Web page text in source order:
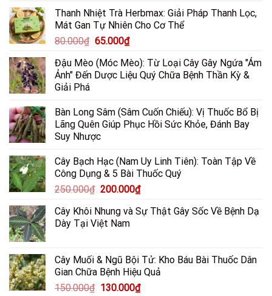
là:
120.000₫.
tại
là:
Thanh Nhiệt Trà Herbmax: Giải Pháp Thanh Lọc,
Mát Gan Tự Nhiên Cho Cơ Thể
80.000₫ Giá
là:
80.000₫.
65.000₫Giá
tại
là:
Đậu Mèo (Móc Mèo): Từ Loại Cây Gây Ngứa "Ám
Ảnh" Đến Dược Liệu Quý Chữa Bệnh Thần Kỳ &
Giải Phá
Bàn Long Sâm (Sâm Cuốn Chiếu): Vị Thuốc Bổ Bị
Lãng Quên Giúp Phục Hồi Sức Khỏe, Đánh Bay
Suy Nhược
Cây Bạch Hạc (Nam Uy Linh Tiên): Toàn Tập Về
Công Dụng & 5 Bài Thuốc Quý
250.000₫ Giá
là:
250.000₫.
200.000₫Giá
tại
Cây Khôi Nhung và Sự Thật Gây Sốc Về Bệnh Dạ
Dày Tại Việt Nam
Cây Muối & Ngũ Bội Tử: Kho Báu Bài Thuốc Dân
Gian Chữa Bệnh Hiệu Quả
150.000₫ Giá
130.000₫Giá